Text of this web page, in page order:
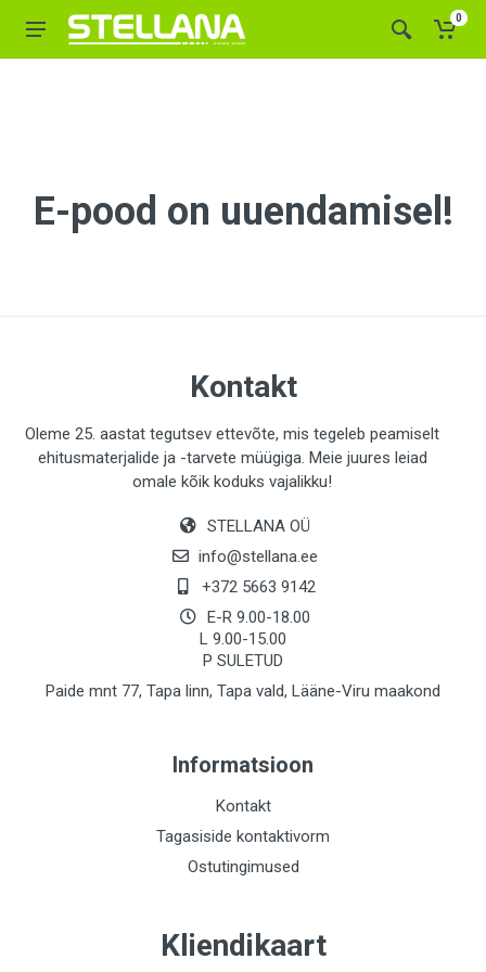
0
E-pood on uuendamisel!
Kontakt
Oleme 25. aastat tegutsev ettevõte, mis tegeleb peamiselt
ehitusmaterjalide ja -tarvete müügiga. Meie juures leiad
omale kõik koduks vajalikku!
STELLANA OÜ
info@stellana.ee
+372 5663 9142
E-R 9.00-18.00
L 9.00-15.00
P SULETUD
Paide mnt 77, Tapa linn, Tapa vald, Lääne-Viru maakond
Informatsioon
Kontakt
Tagasiside kontaktivorm
Ostutingimused
Kliendikaart